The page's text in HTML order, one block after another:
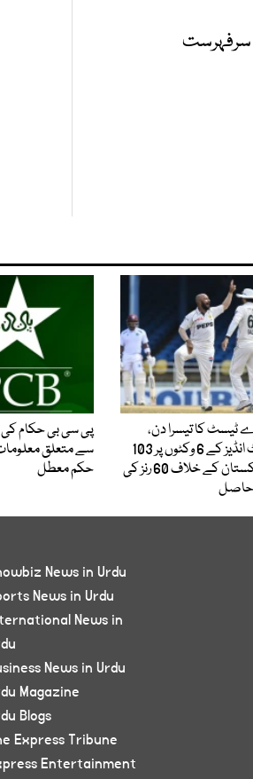
سرفہرست
ٹیسٹ کا تیسرا دن،
ویسٹ انڈیز کے 6 وکٹوں پر 103
رنز، پاکستان کے خلاف 60 رنز کی
حاصل
پی سی بی حکام کی
سے متعلق
حکم معطل
News in Urdu
News in Urdu
News in
News in Urdu
Magazine
Blogs
Express Tribune
Entertainment